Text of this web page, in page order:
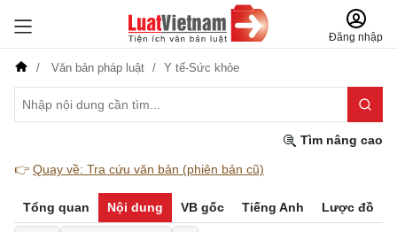
Đăng nhập
Văn bản pháp luật Y tế-Sức khỏe
Tìm nâng cao
👉 Quay về: Tra cứu văn bản (phiên bản cũ)
Tổng quan Nội dung VB gốc Tiếng Anh Lược đồ